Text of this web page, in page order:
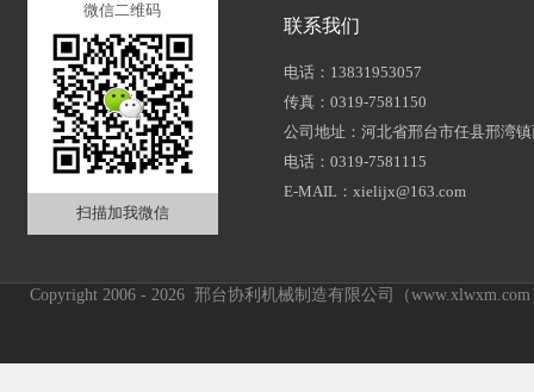
微信二维码
扫描加我微信
联系我们
电话：13831953057
传真：0319-7581150
公司地址：河北省邢台市任县邢湾
电话：0319-7581115
E-MAIL：xielijx@163.com
Copyright 2006 - 2026 邢台协利机械制造有限公司（